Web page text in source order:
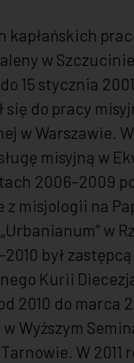
kapłańskich
w
15 stycznia
się do pracy
w Warszawie.
misyjną w
2006-2009
z misjologii na
w
był
Kurii
2010 do marca
Wyższym
W 2011